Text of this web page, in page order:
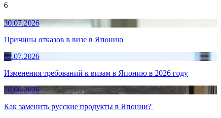
6
30.07.2026
Причины отказов в визе в Японию
02.07.2026
Изменения требований к визам в Японию в 2026 году
18.06.2026
Как заменить русские продукты в Японии?